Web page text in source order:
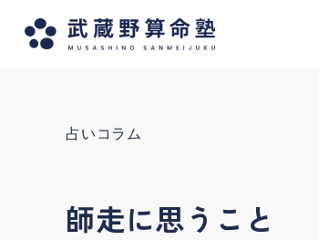
占いコラム
師走に思うこと